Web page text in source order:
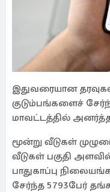
இதுவரையான
குடும்பங்களைச்
மாவட்டத்தில்
மூன்று வீடுகள்
வீடுகள் பகுதி
பாதுகாப்பு
சேர்ந்த 5793பேர்